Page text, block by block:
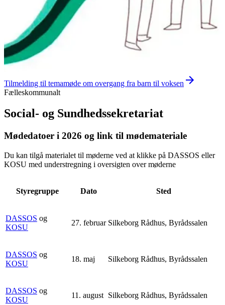
Tilmelding til temamøde om overgang fra barn til voksen
Fælleskommunalt
Social- og Sundhedssekretariat
Mødedatoer i 2026 og link til mødemateriale
Du kan tilgå materialet til møderne ved at klikke på DASSOS eller
KOSU med understregning i oversigten over møderne
Styregruppe Dato Sted
DASSOS og
KOSU
27. februar Silkeborg Rådhus, Byrådssalen
DASSOS og
KOSU
18. maj Silkeborg Rådhus, Byrådssalen
DASSOS og
KOSU
11. august Silkeborg Rådhus, Byrådssalen